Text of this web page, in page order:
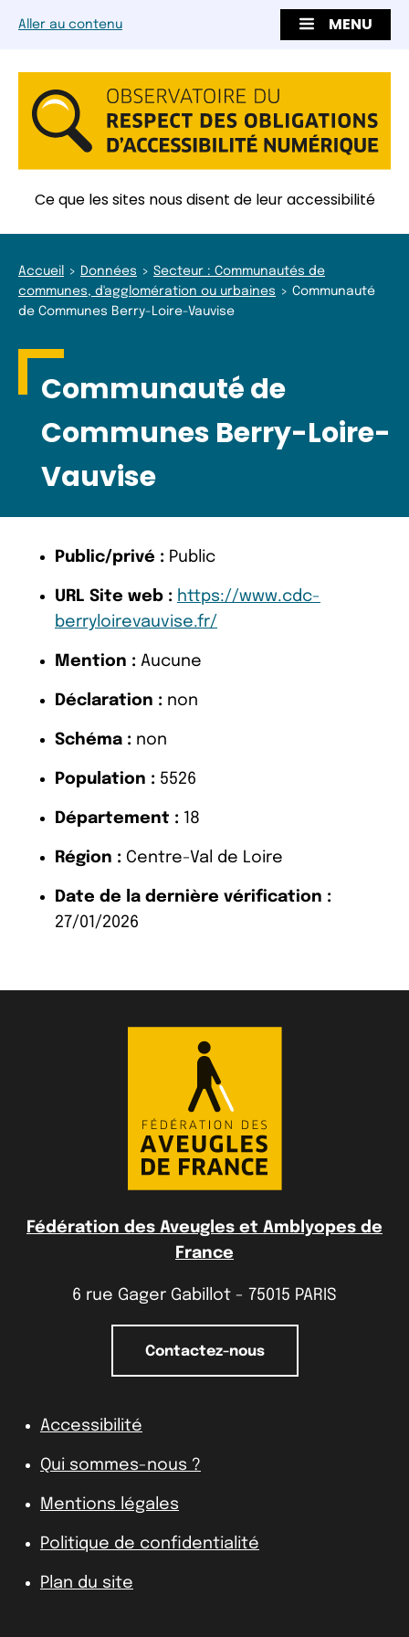
Aller au contenu MENU
Ce que les sites nous disent de leur accessibilité
Accueil Données
Secteur : Communautés de
communes, d'agglomération ou urbaines
Communauté
de Communes Berry-Loire-Vauvise
Communauté de
Communes Berry-Loire-
Vauvise
Public/privé : Public
URL Site web : https://www.cdc-
berryloirevauvise.fr/
Mention : Aucune
Déclaration : non
Schéma : non
Population : 5526
Département : 18
Région : Centre-Val de Loire
Date de la dernière vérification :
27/01/2026
Fédération des Aveugles et Amblyopes de
France
6 rue Gager Gabillot - 75015 PARIS
Contactez-nous
Accessibilité
Qui sommes-nous ?
Mentions légales
Politique de confidentialité
Plan du site